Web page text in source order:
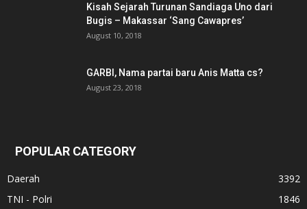
Kisah Sejarah Turunan Sandiaga Uno dari
Bugis – Makassar ‘Sang Cawapres’
August 10, 2018
GARBI, Nama partai baru Anis Matta cs?
August 23, 2018
POPULAR CATEGORY
Daerah
3392
TNI - Polri
1846